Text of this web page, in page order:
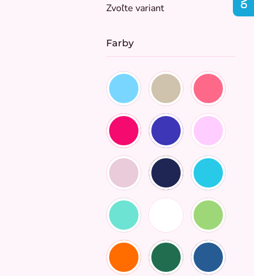
Zvoľte variant
Farby